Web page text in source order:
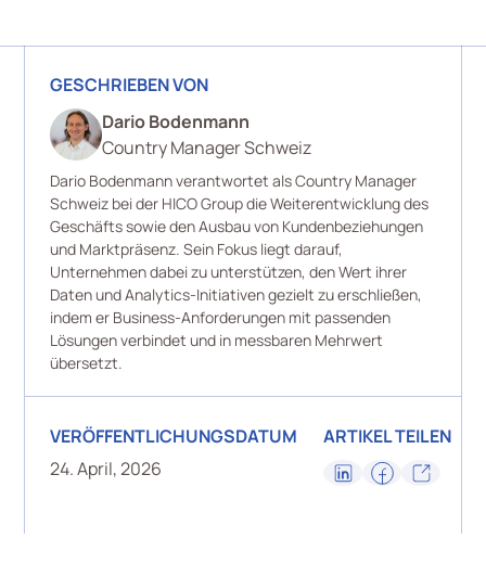
GESCHRIEBEN VON
Dario Bodenmann
Country Manager Schweiz
Dario Bodenmann verantwortet als Country Manager
Schweiz bei der HICO Group die Weiterentwicklung des
Geschäfts sowie den Ausbau von Kundenbeziehungen
und Marktpräsenz. Sein Fokus liegt darauf,
Unternehmen dabei zu unterstützen, den Wert ihrer
Daten und Analytics-Initiativen gezielt zu erschließen,
indem er Business-Anforderungen mit passenden
Lösungen verbindet und in messbaren Mehrwert
übersetzt.​
VERÖFFENTLICHUNGSDATUM
24. April, 2026
ARTIKEL TEILEN